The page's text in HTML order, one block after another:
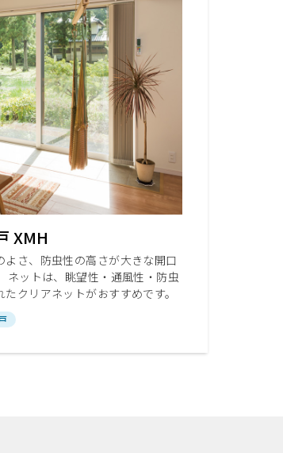
XMH
よさ、防虫性の高さが大きな開口
ネットは、眺望性・通風性・防虫
クリアネットがおすすめです。